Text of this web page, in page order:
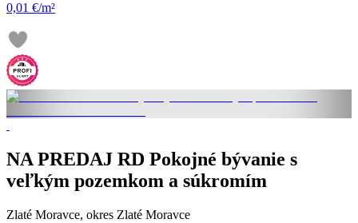
0,01 €/m²
NA PREDAJ RD Pokojné bývanie s
veľkým pozemkom a súkromím
Zlaté Moravce, okres Zlaté Moravce